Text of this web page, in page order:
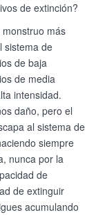
de extinción?
más
sistema de
de baja
de media
intensidad.
daño, pero el
al sistema de
siempre
nunca por la
de
de extinguir
acumulando